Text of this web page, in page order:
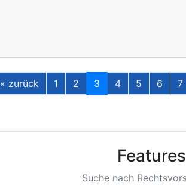
« zurück 1 2 3 4 5 6 7
Features
Suche nach